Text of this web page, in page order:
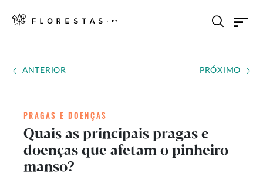
ANTERIOR PRÓXIMO
PRAGAS E DOENÇAS
Quais as principais pragas e
doenças que afetam o pinheiro-
manso?